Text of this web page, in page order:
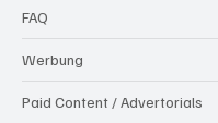
FAQ
Werbung
Paid Content / Advertorials